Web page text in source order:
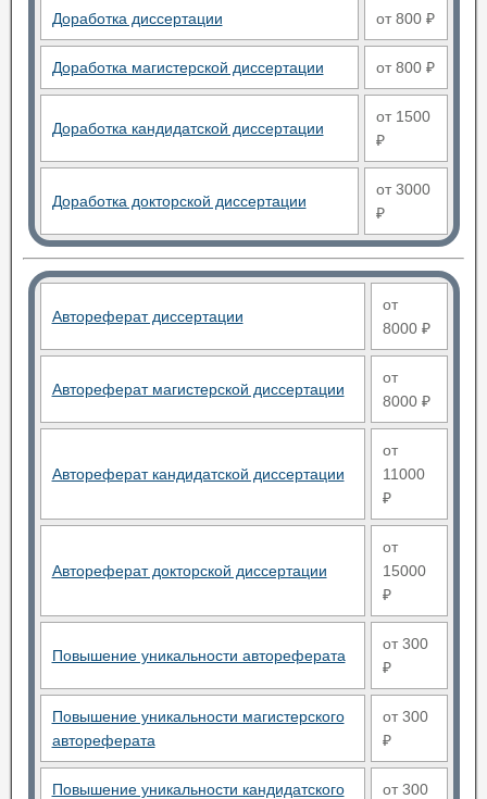
Доработка диссертации от 800 ₽
Доработка магистерской диссертации от 800 ₽
Доработка кандидатской диссертации
от 1500
₽
Доработка докторской диссертации
от 3000
₽
Автореферат диссертации
от
8000 ₽
Автореферат магистерской диссертации
от
8000 ₽
Автореферат кандидатской диссертации
от
11000
₽
Автореферат докторской диссертации
от
15000
₽
Повышение уникальности автореферата
от 300
₽
Повышение уникальности магистерского
автореферата
от 300
₽
Повышение уникальности кандидатского
от 300